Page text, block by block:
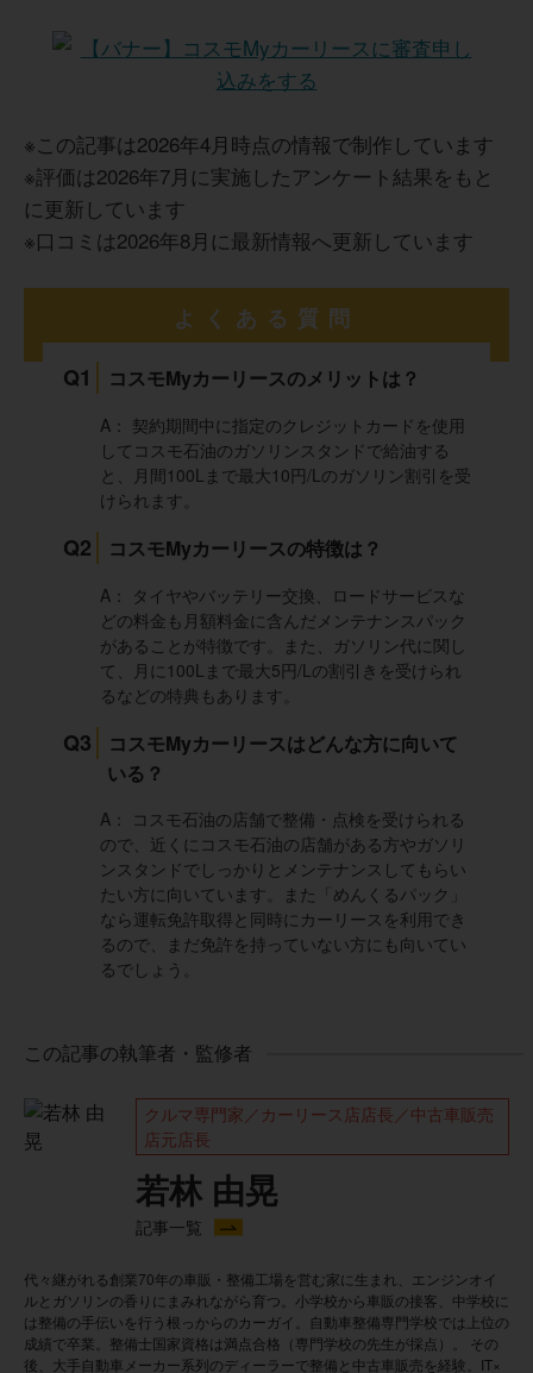
30代 男性
ゴールドパックのおかげで、ガソリン代が常に割引になる
のが地味に嬉しいことです。家族での週末のドライブも、
維持費を気にせず楽しめています。また、税金や車検代が
すべて月額料金に含まれているため、大きな出費に備える
ことはなく安心です。
30代 女性
頭金が不要で月々の支払いが定額なので、購入時のまとま
った出費を気にせず乗り始められた点が良かったです。ま
た、車検・税金・消耗品交換などを含めたプランが選べる
ため、面倒な手続きや急な出費に悩まされることがなく、
家計の管理がしやすくなりました。給油時にはリース契約
中の割引もあり、普段の燃料費が節約できる点も助かりま
した。契約満了時には乗り換えや返却など選択肢が多く、
自分の生活の変化に合わせて柔軟に対応できたと感じてい
ます。
店舗によってサービスの質に差がある可能性がある点は気
になりました。また、割引特典は条件があるため、事前に
内容をしっかり確認する必要があります。オンライン完結
でいる方は注意した方が良いと感じました。
30代 男性
月2000kmまでという距離制限があり、超えると追加料金が
かかるため、距離を気にしながら運転しないといけないス
トレスを感じたところが悪かった点です。また、借りる時
な出費が発生する可能性があるところも悪い点でした。
30代女性
リースしている車をメンテナンスしてもらう場合、基本的
にコスモ石油のサービスステーションや提携している修理
工場に持ち込む必要があるところです。 自分の車になった
ようで、それは契約期間中の話しで、契約には様々な条件
があり、それを超えると追加費用が発生するところがデメ
リットに感じています。
30代女性
契約期間中は自由に解約ができないケースがあるため、途
中で環境が変わったときに手数料が発生する可能性がある
がありました。また、任意保険はリース料金に含まれてい
た。プラン内容によって月額が変わるため、自分に最適な
設定を選ぶには事前に十分に情報を確認することが大切だ
と思いました。
カスタマイズが一切できない点が、少し物足りなく感じる
※この記事は2026年4月時点の情報で制作しています
※評価は2026年7月に実施したアンケート結果をもと
に更新しています
※口コミは2026年8月に最新情報へ更新しています
よくある質問
Q1
コスモMyカーリースのメリットは？
A： 契約期間中に指定のクレジットカードを使用
してコスモ石油のガソリンスタンドで給油する
と、月間100Lまで最大10円/Lのガソリン割引を受
けられます。
Q2 コスモMyカーリースの特徴は？
A： タイヤやバッテリー交換、ロードサービスな
どの料金も月額料金に含んだメンテナンスパック
があることが特徴です。また、ガソリン代に関し
て、月に100Lまで最大5円/Lの割引きを受けられ
るなどの特典もあります。
Q3
コスモMyカーリースはどんな方に向いて
いる？
A： コスモ石油の店舗で整備・点検を受けられる
ので、近くにコスモ石油の店舗がある方やガソリ
ンスタンドでしっかりとメンテナンスしてもらい
たい方に向いています。また「めんくるパック」
なら運転免許取得と同時にカーリースを利用でき
るので、まだ免許を持っていない方にも向いてい
るでしょう。
この記事の執筆者・監修者
クルマ専門家／カーリース店店長／中古車販売
店元店長
若林 由晃
記事一覧
代々継がれる創業70年の車販・整備工場を営む家に生まれ、エンジンオイ
ルとガソリンの香りにまみれながら育つ。小学校から車販の接客、中学校に
は整備の手伝いを行う根っからのカーガイ。自動車整備専門学校では上位の
成績で卒業。整備士国家資格は満点合格（専門学校の先生が採点）。 その
後、大手自動車メーカー系列のディーラーで整備と中古車販売を経験。IT×